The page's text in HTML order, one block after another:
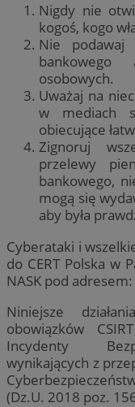
Nigdy nie
kogoś, kogo
Nie podawaj
osobowych.
Uważaj na
w mediach
obiecujące
Zignoruj
przelewy
bankowego,
mogą się
aby była
Cyberataki i
do CERT Polska w
NASK pod adresem:
Niniejsze
obowiązków
Incydenty
wynikających z
(Dz.U. 2018 poz.